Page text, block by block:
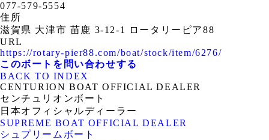
077-579-5554
住所
滋賀県 大津市 苗鹿 3-12-1 ロータリーピア88
URL
https://rotary-pier88.com/boat/stock/item/6276/
このボートを問い合わせする
BACK TO INDEX
CENTURION BOAT OFFICIAL DEALER
センチュリオンボート
日本オフィシャルディーラー
SUPREME BOAT OFFICIAL DEALER
シュプリームボート